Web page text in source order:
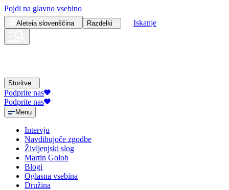
Pojdi na glavno vsebino
Aleteia slovenščina Razdelki Iskanje
Storitve
Podprite nas
Podprite nas
Menu
Intervju
Navdihujoče zgodbe
Življenjski slog
Martin Golob
Blogi
Oglasna vsebina
Družina